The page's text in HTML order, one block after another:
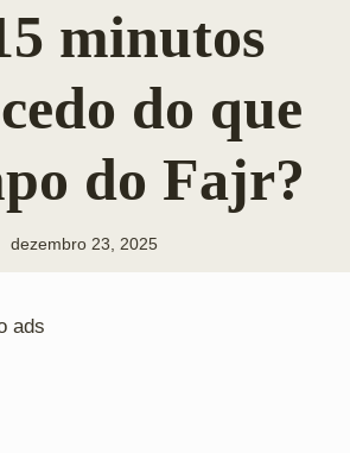
minutos
do que
do Fajr?
dezembro 23, 2025